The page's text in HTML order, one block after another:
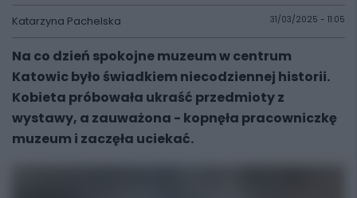
Katarzyna Pachelska 31/03/2025 - 11:05
Na co dzień spokojne muzeum w centrum
Katowic było świadkiem niecodziennej historii.
Kobieta próbowała ukraść przedmioty z
wystawy, a zauważona - kopnęła pracowniczkę
muzeum i zaczęła uciekać.